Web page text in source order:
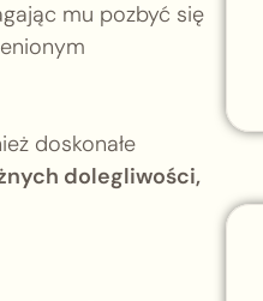
mu pozbyć się
doskonałe
dolegliwości,